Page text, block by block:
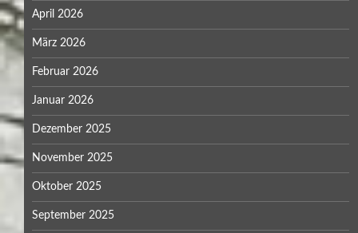
April 2026
März 2026
Februar 2026
Januar 2026
Dezember 2025
November 2025
Oktober 2025
September 2025